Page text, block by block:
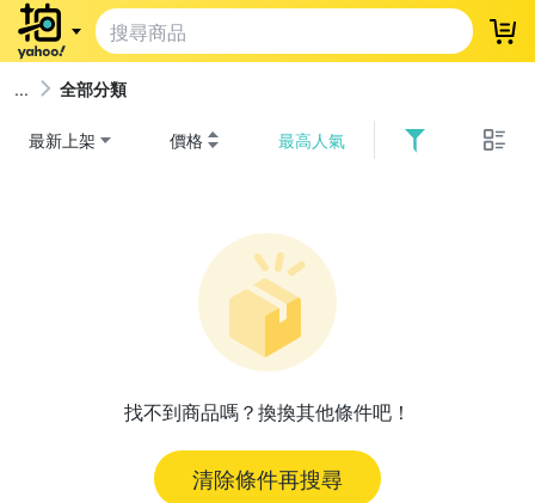
登
全部分類
最新上架 價格 最高人氣
找不到商品嗎？換換其他條件吧！
清除條件再搜尋